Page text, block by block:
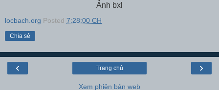
Ảnh bxl
locbach.org Posted 7:28:00 CH
Chia sẻ
‹ ›
Trang chủ
Xem phiên bản web